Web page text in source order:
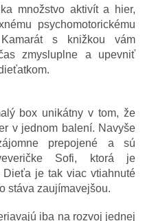
množstvo aktivít a hier,
psychomotorickému
s knižkou vám
zmysluplne a upevniť
box unikátny v tom, že
v jednom balení. Navyše
prepojené a sú
Sofi, ktorá je
Dieťa je tak viac vtiahnuté
stáva zaujímavejšou.
iba na rozvoj jednej